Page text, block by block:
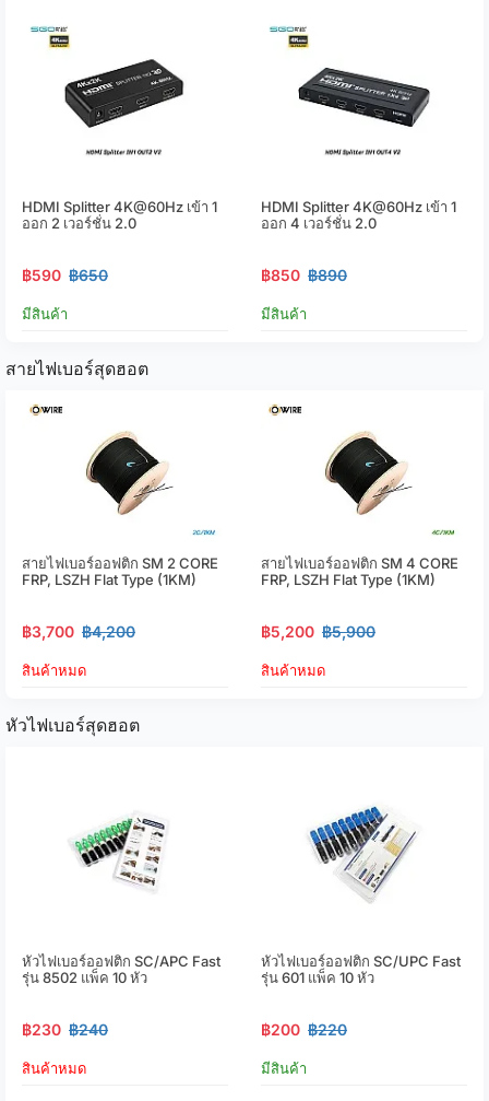
HDMI Splitter 4K@60Hz เข้า 1
ออก 2 เวอร์ชั่น 2.0
฿590 ฿650
มีสินค้า
HDMI Splitter 4K@60Hz เข้า 1
ออก 4 เวอร์ชั่น 2.0
฿850 ฿890
มีสินค้า
สายไฟเบอร์สุดฮอต
สายไฟเบอร์ออฟติก SM 2 CORE
FRP, LSZH Flat Type (1KM)
฿3,700 ฿4,200
สินค้าหมด
สายไฟเบอร์ออฟติก SM 4 CORE
FRP, LSZH Flat Type (1KM)
฿5,200 ฿5,900
สินค้าหมด
หัวไฟเบอร์สุดฮอต
หัวไฟเบอร์ออฟติก SC/APC Fast
รุ่น 8502 แพ็ค 10 หัว
฿230 ฿240
สินค้าหมด
หัวไฟเบอร์ออฟติก SC/UPC Fast
รุ่น 601 แพ็ค 10 หัว
฿200 ฿220
มีสินค้า